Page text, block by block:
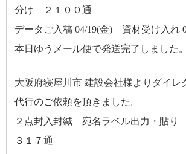
分け ２１００通
データご入稿 04/19(金) 資材受け入れ
本日ゆうメール便で発送完了しました。
大阪府寝屋川市 建設会社様よりダイレ
代行のご依頼を頂きました。
２点封入封緘 宛名ラベル出力・貼
３１７通